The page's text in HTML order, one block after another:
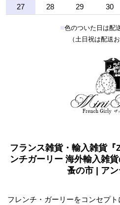
27
28 29 30
■色のついた日は配
（土日祝は配送
フランス雑貨・輸入雑貨
ンチガーリー 海外輸入雑
蚤の市 | ア
フレンチ・ガーリーをコンセプ